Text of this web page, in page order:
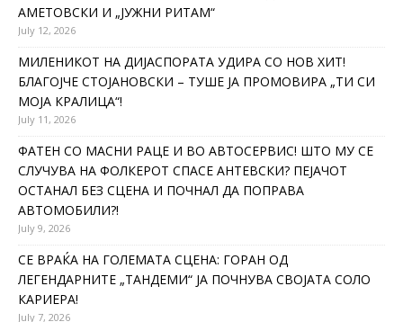
АМЕТОВСКИ И „ЈУЖНИ РИТАМ“
July 12, 2026
МИЛЕНИКОТ НА ДИЈАСПОРАТА УДИРА СО НОВ ХИТ!
БЛАГОЈЧЕ СТОЈАНОВСКИ – ТУШЕ ЈА ПРОМОВИРА „ТИ СИ
МОЈА КРАЛИЦА“!
July 11, 2026
ФАТЕН СО МАСНИ РАЦЕ И ВО АВТОСЕРВИС! ШТО МУ СЕ
СЛУЧУВА НА ФОЛКЕРОТ СПАСЕ АНТЕВСКИ? ПЕЈАЧОТ
ОСТАНАЛ БЕЗ СЦЕНА И ПОЧНАЛ ДА ПОПРАВА
АВТОМОБИЛИ?!
July 9, 2026
СЕ ВРАЌА НА ГОЛЕМАТА СЦЕНА: ГОРАН ОД
ЛЕГЕНДАРНИТЕ „ТАНДЕМИ“ ЈА ПОЧНУВА СВОЈАТА СОЛО
КАРИЕРА!
July 7, 2026